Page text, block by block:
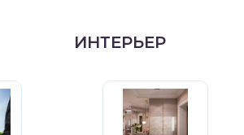
ИНТЕРЬЕР